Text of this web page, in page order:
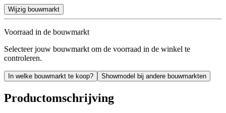
Wijzig bouwmarkt
Voorraad in de bouwmarkt
Selecteer jouw bouwmarkt om de voorraad in de winkel te
controleren.
In welke bouwmarkt te koop? Showmodel bij andere bouwmarkten
Productomschrijving